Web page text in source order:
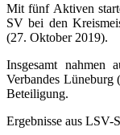
Mit fünf Aktiven
SV bei den
(27. Oktober 2019).
Insgesamt nahmen
Verbandes
Beteiligung.
Ergebnisse aus LSV-